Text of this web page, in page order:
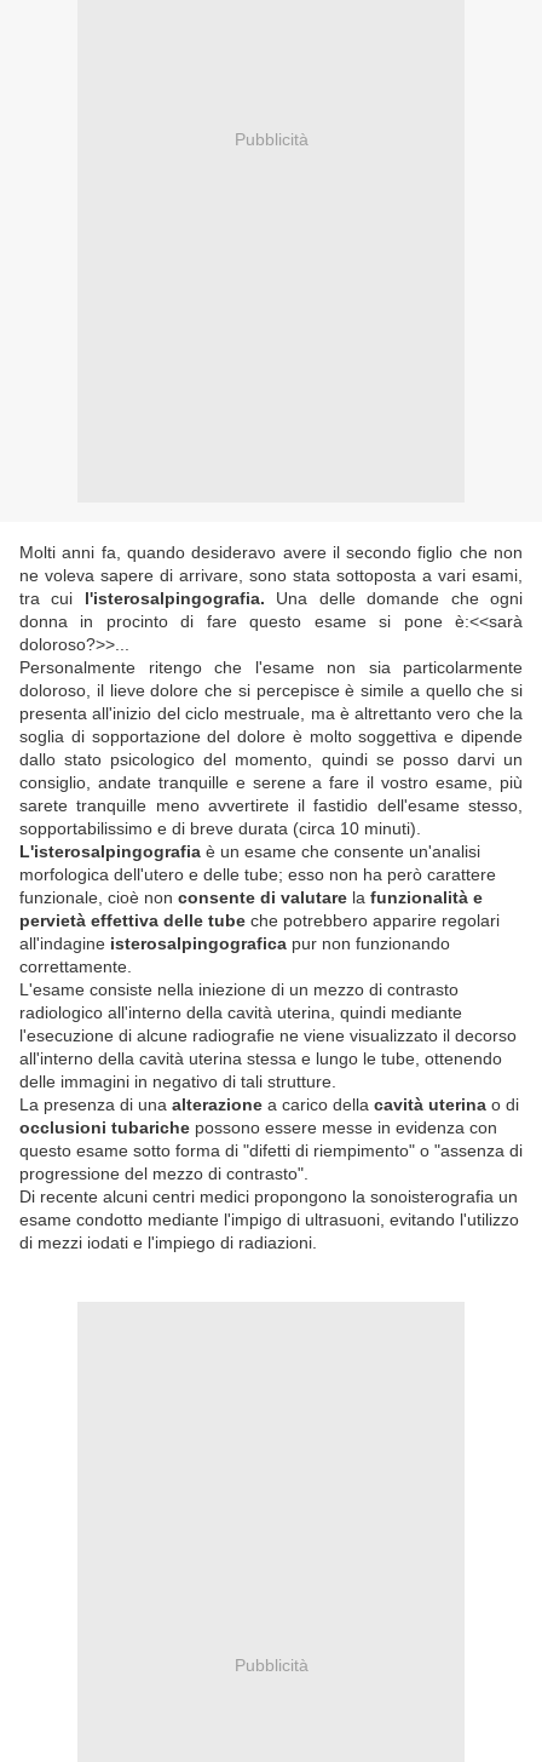
Pubblicità
Molti anni fa, quando desideravo avere il secondo figlio che non
ne voleva sapere di arrivare, sono stata sottoposta a vari esami,
tra cui l'isterosalpingografia. Una delle domande che ogni
donna in procinto di fare questo esame si pone è:<<sarà
doloroso?>>...
Personalmente ritengo che l'esame non sia particolarmente
doloroso, il lieve dolore che si percepisce è simile a quello che si
presenta all'inizio del ciclo mestruale, ma è altrettanto vero che la
soglia di sopportazione del dolore è molto soggettiva e dipende
dallo stato psicologico del momento, quindi se posso darvi un
consiglio, andate tranquille e serene a fare il vostro esame, più
sarete tranquille meno avvertirete il fastidio dell'esame stesso,
sopportabilissimo e di breve durata (circa 10 minuti).
L'isterosalpingografia è un esame che consente un'analisi
morfologica dell'utero e delle tube; esso non ha però carattere
funzionale, cioè non consente di valutare la funzionalità e
pervietà effettiva delle tube che potrebbero apparire regolari
all'indagine isterosalpingografica pur non funzionando
correttamente.
L'esame consiste nella iniezione di un mezzo di contrasto
radiologico all'interno della cavità uterina, quindi mediante
l'esecuzione di alcune radiografie ne viene visualizzato il decorso
all'interno della cavità uterina stessa e lungo le tube, ottenendo
delle immagini in negativo di tali strutture.
La presenza di una alterazione a carico della cavità uterina o di
occlusioni tubariche possono essere messe in evidenza con
questo esame sotto forma di "difetti di riempimento" o "assenza di
progressione del mezzo di contrasto".
Di recente alcuni centri medici propongono la sonoisterografia un
esame condotto mediante l'impigo di ultrasuoni, evitando l'utilizzo
di mezzi iodati e l'impiego di radiazioni.
Pubblicità